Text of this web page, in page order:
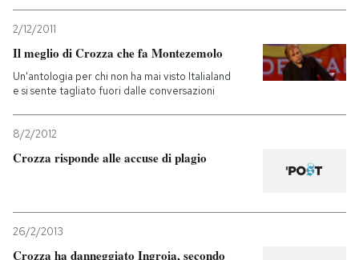
2/12/2011
Il meglio di Crozza che fa Montezemolo
Un'antologia per chi non ha mai visto Italialand
e si sente tagliato fuori dalle conversazioni
8/2/2012
Crozza risponde alle accuse di plagio
26/2/2013
Crozza ha danneggiato Ingroia, secondo